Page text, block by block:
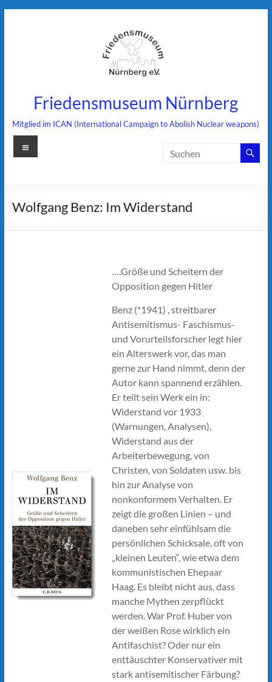
Friedensmuseum Nürnberg
Mitglied im ICAN (International Campaign to Abolish Nuclear weapons)
Menü
Wolfgang Benz: Im Widerstand
….Größe und Scheitern der
Opposition gegen Hitler
Benz (*1941) , streitbarer
Antisemitismus- Faschismus-
und Vorurteilsforscher legt hier
ein Alterswerk vor, das man
gerne zur Hand nimmt, denn der
Autor kann spannend erzählen.
Er teilt sein Werk ein in:
Widerstand vor 1933
(Warnungen, Analysen),
Widerstand aus der
Arbeiterbewegung, von
Christen, von Soldaten usw. bis
hin zur Analyse von
nonkonformem Verhalten. Er
zeigt die großen Linien – und
daneben sehr einfühlsam die
persönlichen Schicksale, oft von
„kleinen Leuten“, wie etwa dem
kommunistischen Ehepaar
Haag. Es bleibt nicht aus, dass
manche Mythen zerpflückt
werden. War Prof. Huber von
der weißen Rose wirklich ein
Antifaschist? Oder nur ein
enttäuschter Konservativer mit
stark antisemitischer Färbung?